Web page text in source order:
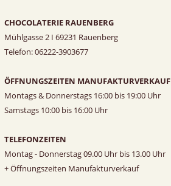
CHOCOLATERIE RAUENBERG
Mühlgasse 2 I 69231 Rauenberg
Telefon: 06222-3903677
ÖFFNUNGSZEITEN MANUFAKTURVERKAUF
Montags & Donnerstags 16:00 bis 19:00 Uhr
Samstags 10:00 bis 16:00 Uhr
TELEFONZEITEN
Montag - Donnerstag 09.00 Uhr bis 13.00 Uhr
+ Öffnungszeiten Manufakturverkauf